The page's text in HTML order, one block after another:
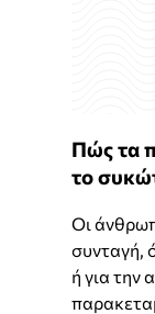
Πώς τα
το
Οι
συνταγή,
ή για την